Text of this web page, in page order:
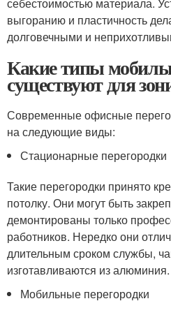
выгоранию и пластичность
долговечными и
Какие типы
существуют для
Современные офисные
на следующие виды:
Стационарные перегородки
Такие перегородки принято
потолку. Они могут быть
демонтированы только
работников. Нередко они
длительным сроком службы,
изготавливаются из алюминия.
Мобильные перегородки